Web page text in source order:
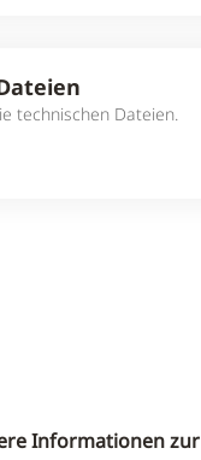
technischen Dateien.
Informationen zur